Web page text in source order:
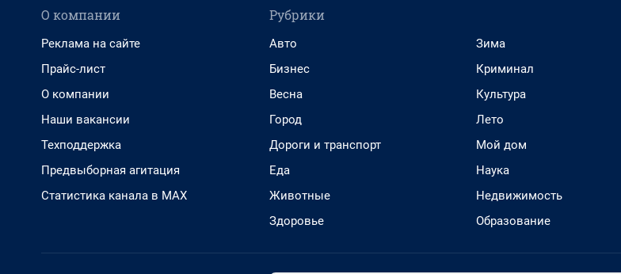
О компании
Реклама на сайте
Прайс-лист
О компании
Наши вакансии
Техподдержка
Предвыборная агитация
Статистика канала в MAX
Рубрики
Авто
Бизнес
Весна
Город
Дороги и транспорт
Еда
Животные
Здоровье
Зима
Криминал
Культура
Лето
Мой дом
Наука
Недвижимость
Образование